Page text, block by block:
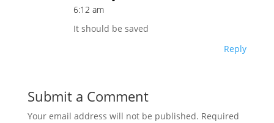
6:12 am
It should be saved
Reply
Submit a Comment
Your email address will not be published. Required